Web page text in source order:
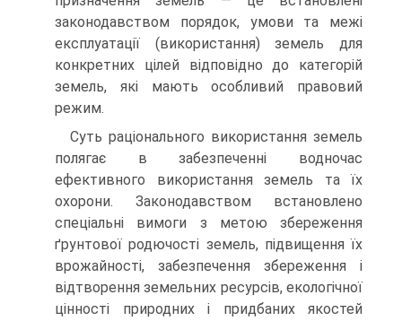
законодавством порядок, умови та межі
екс­плуатації (використання) земель для
конкретних цілей відповідно до категорій
земель, які мають особливий правовий
режим.
Суть раціонального використання земель
полягає в забезпеченні водночас
ефективного використання земель та їх
охорони. Законодав­ством встановлено
спеціальні вимоги з метою збереження
ґрунтової родючості земель, підвищення їх
врожайності, забезпечення збере­ження і
відтворення земельних ресурсів, екологічної
цінності природ­них і придбаних якостей